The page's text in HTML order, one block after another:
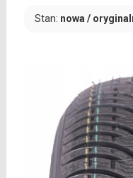
Stan: nowa /